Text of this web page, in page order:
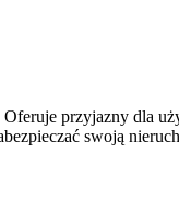
przyjazny dla
swoją